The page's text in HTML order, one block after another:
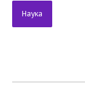
Наука